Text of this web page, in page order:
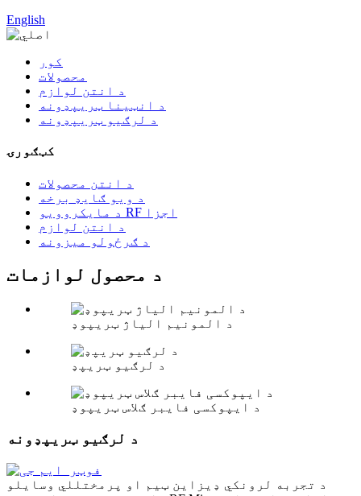
English
کور
محصولات
د انتن لوازم
د انټینا ټریپډونه
د لرګیو ټریپډونه
کټګورۍ
د انتن محصولات
د ویو ګایډ برخه
د مایکروویو RF اجزا
د انتن لوازم
د ګرځولو میزونه
د محصول لوازمات
د المونیم الیاژ ټریپوډ
د لرګیو ټریپډ
د ایپوکسی فایبر ګلاس ټریپوډ
د لرګیو ټریپډونه
د تجربه لرونکي ډیزاین ټیم او پرمختللي وسایلو